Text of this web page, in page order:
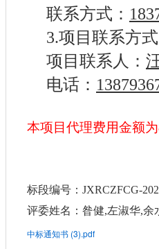
联系方式：
3.项目联系方式
项目联系人：
电话：
本项目代理费用金额
标段编号：JXRCZFCG-
评委姓名：昝健,左淑华,余
中标通知书 (3).pdf